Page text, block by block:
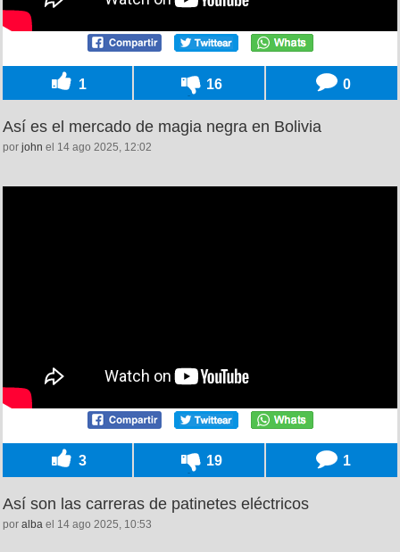
1 16 0
Así es el mercado de magia negra en Bolivia
por john el 14 ago 2025, 12:02
3 19 1
Así son las carreras de patinetes eléctricos
por alba el 14 ago 2025, 10:53